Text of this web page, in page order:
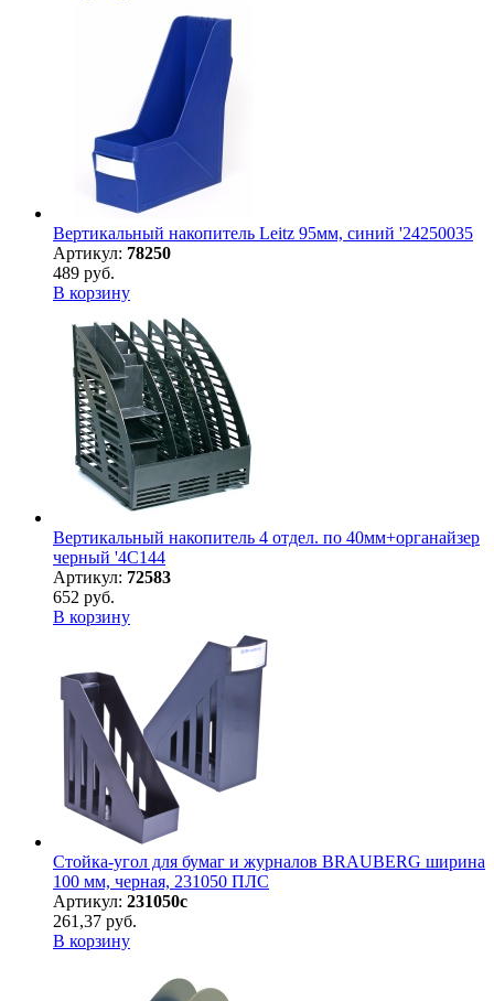
Вертикальный накопитель Leitz 95мм, синий '24250035
Артикул: 78250
489 руб.
В корзину
Вертикальный накопитель 4 отдел. по 40мм+органайзер
черный '4C144
Артикул: 72583
652 руб.
В корзину
Стойка-угол для бумаг и журналов BRAUBERG ширина
100 мм, черная, 231050 ПЛС
Артикул: 231050с
261,37 руб.
В корзину